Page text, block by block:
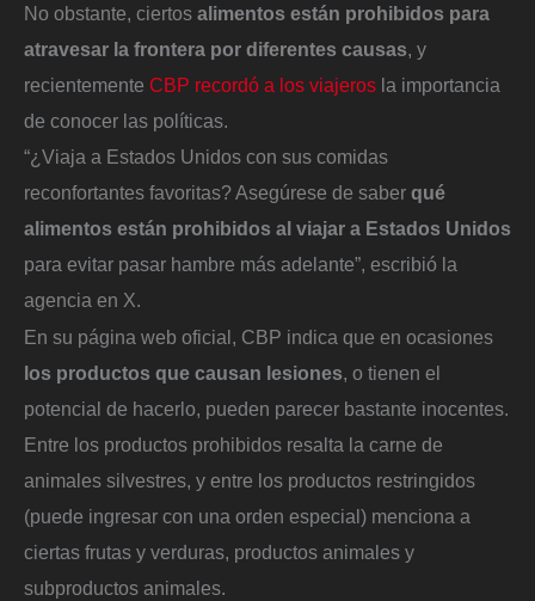
No obstante, ciertos alimentos están prohibidos para
atravesar la frontera por diferentes causas, y
recientemente CBP recordó a los viajeros la importancia
de conocer las políticas.
“¿Viaja a Estados Unidos con sus comidas
reconfortantes favoritas? Asegúrese de saber qué
alimentos están prohibidos al viajar a Estados Unidos
para evitar pasar hambre más adelante”, escribió la
agencia en X.
En su página web oficial, CBP indica que en ocasiones
los productos que causan lesiones, o tienen el
potencial de hacerlo, pueden parecer bastante inocentes.
Entre los productos prohibidos resalta la carne de
animales silvestres, y entre los productos restringidos
(puede ingresar con una orden especial) menciona a
ciertas frutas y verduras, productos animales y
subproductos animales.